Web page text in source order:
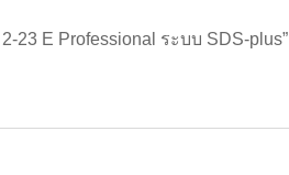
23 E Professional ระบบ SDS-plus”